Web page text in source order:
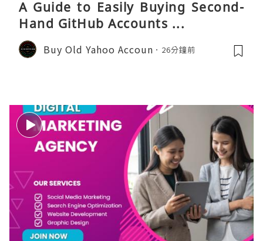
A Guide to Easily Buying Second-
Hand GitHub Accounts ...
Buy Old Yahoo Accoun 26分鐘前